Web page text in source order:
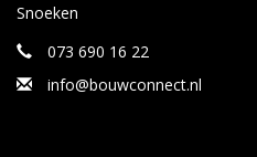
Snoeken
073 690 16 22
info@bouwconnect.nl